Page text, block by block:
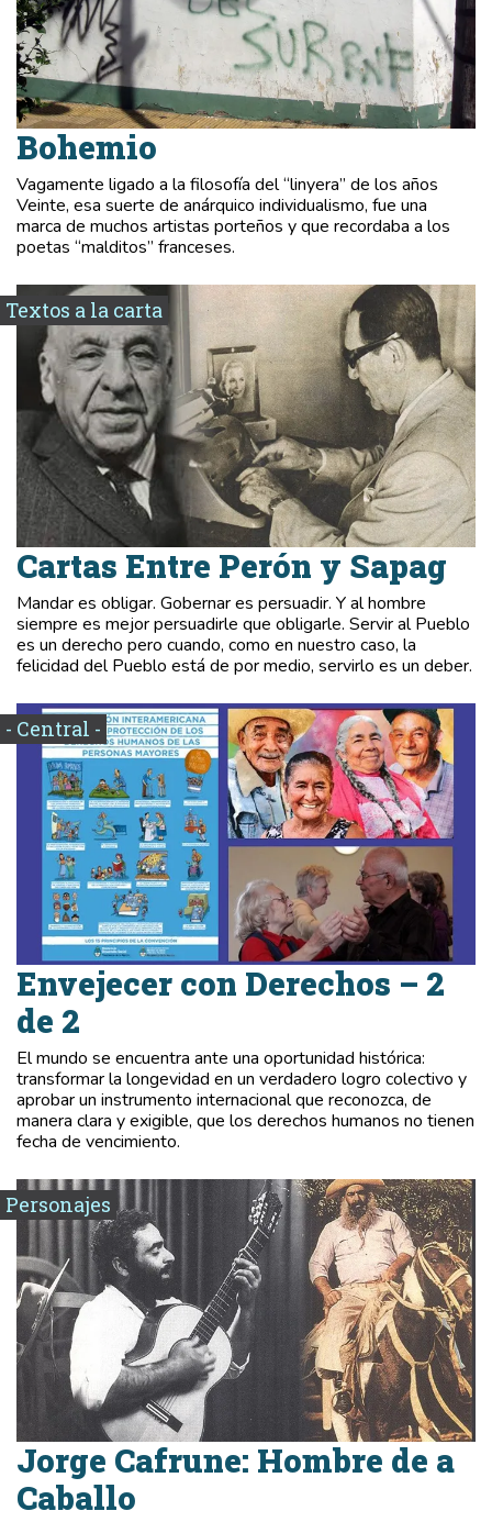
Bohemio
Vagamente ligado a la filosofía del “linyera” de los años
Veinte, esa suerte de anárquico individualismo, fue una
marca de muchos artistas porteños y que recordaba a los
poetas “malditos” franceses.
Textos a la carta
Cartas Entre Perón y Sapag
Mandar es obligar. Gobernar es persuadir. Y al hombre
siempre es mejor persuadirle que obligarle. Servir al Pueblo
es un derecho pero cuando, como en nuestro caso, la
felicidad del Pueblo está de por medio, servirlo es un deber.
- Central -
Envejecer con Derechos – 2
de 2
El mundo se encuentra ante una oportunidad histórica:
transformar la longevidad en un verdadero logro colectivo y
aprobar un instrumento internacional que reconozca, de
manera clara y exigible, que los derechos humanos no tienen
fecha de vencimiento.
Personajes
Jorge Cafrune: Hombre de a
Caballo